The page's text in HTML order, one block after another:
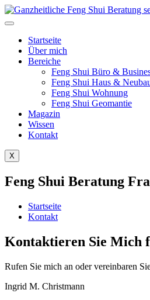
Zum
Inhalt
Startseite
Über mich
Bereiche
Feng Shui Büro &
Feng Shui Haus &
Feng Shui Wohnung
Feng Shui Geomantie
Magazin
Wissen
Kontakt
X
Feng Shui Beratung
Startseite
Kontakt
Kontaktieren Sie Mich
Rufen Sie mich an oder vereinbaren
Ingrid M. Christmann